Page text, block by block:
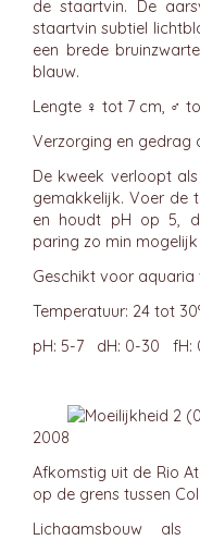
de staartvin. De
staartvin subtiel
een brede
blauw.
Lengte ♀ tot 7 cm, ♂
Verzorging en gedrag
De kweek verloopt
gemakkelijk. Voer de
en houdt pH op 5,
paring zo min
Geschikt voor aquaria
Temperatuur: 24 tot
pH: 5-7 dH: 0-30 fH:
2008
Afkomstig uit de Rio
op de grens tussen
Lichaamsbouw